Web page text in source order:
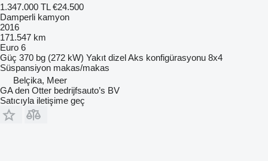
1.347.000 TL €24.500
Damperli kamyon
2016
171.547 km
Euro 6
Güç 370 bg (272 kW) Yakıt dizelAks konfigürasyonu 8x4
Süspansiyon makas/makas
Belçika, Meer
GA den Otter bedrijfsauto’s BV
Satıcıyla iletişime geç